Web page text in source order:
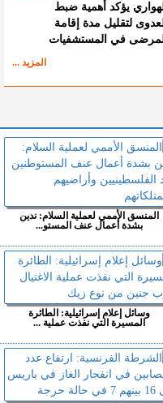
يؤكد أهمية ضبط
لتقليل مدة إقامة
في المستشفيات
المزيد ...
المنسق الأممي لعملية السلام: ندين
بشدة أعمال عنف المستو...
وسائل إعلام إسرائيلية: الطائرة
المسيرة التي نفذت عملية ...